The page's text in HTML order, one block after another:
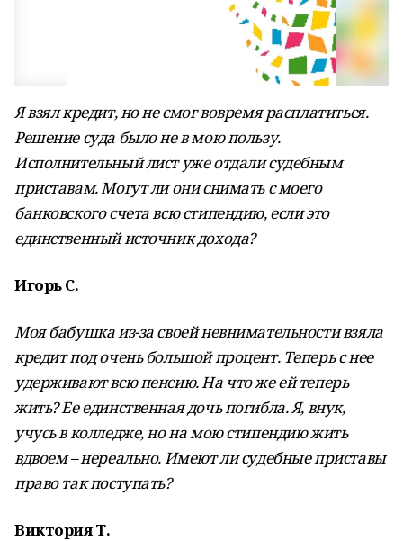
Я взял кредит, но не смог вовремя расплатиться.
Решение суда было не в мою пользу.
Исполнительный лист уже отдали судебным
приставам. Могут ли они снимать с моего
банковского счета всю стипендию, если это
единственный источник дохода?
Игорь С.
Моя бабушка из-за своей невнимательности взяла
кредит под очень большой процент. Теперь с нее
удерживают всю пенсию. На что же ей теперь
жить? Ее единственная дочь погибла. Я, внук,
учусь в колледже, но на мою стипендию жить
вдвоем – нереально. Имеют ли судебные приставы
право так поступать?
Виктория Т.